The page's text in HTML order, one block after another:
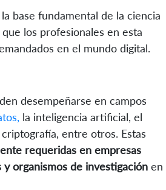
base fundamental de la ciencia
los profesionales en esta
en el mundo digital.
desempeñarse en campos
la inteligencia artificial, el
entre otros. Estas
requeridas en empresas
organismos de investigación en